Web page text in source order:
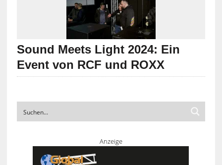
Sound Meets Light 2024: Ein
Event von RCF und ROXX
Anzeige